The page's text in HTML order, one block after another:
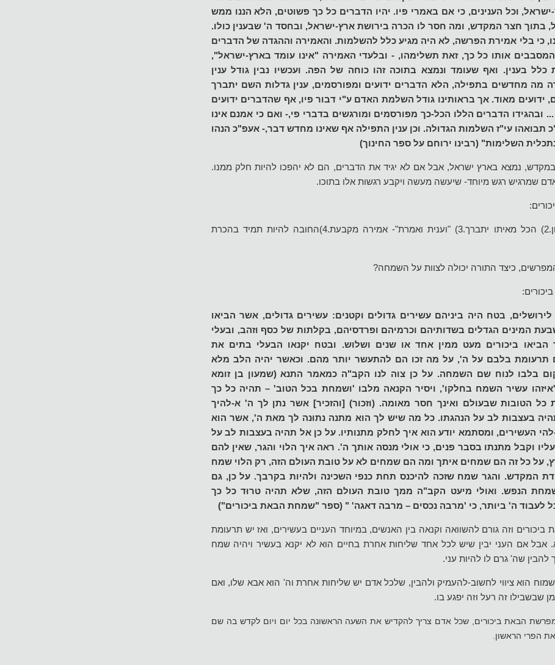
וכל הענינים, כי אם באמרי פיו. יהיו הדברים כל כך פשוטים, הלא הננו ממש
בתוך חצר המקדש, ומה חסר לו הכרה בירושת ארץ-ישראל, ובחסד ה' שבענין כולו.
כי בלי אמירת הפרשה, לא היה מגיע כלל להשלמות. והאמירה וההגדה של הדברים
אותו כל כך, זאת תשלימהו, - ובלעדי האמירה "אינו עומד בארץ-ישראל",
כלל בענין. ואף שעומד ונמצא בתוכה זהו כוחה של הפה. ועכשיו נבין גודל ענין
מה מחדשים בתפילה, הלא הדברים ידועים ומפורסמים, ענין גדלות השם יתברך
ידועים מאוד. אך בראותינו גודל השלמת האדם ע"י דבור פיו, אף שהדברים ידועים
ובהגידו הדברים הללו הכל-כך מפורסמים ומורגשים בדברי פי,- ואם כי אמנם אינו
עי"ז השלמות הגדולה. וכן ענין התפילה אף שאינו מחדש דבר,- אעפ"כ הנהו
השלימות" (רבינו ירוחם על ספר החינוך)
במקדש, נמצא בארץ ישראל, אבל אם לא יגיד את הדברים, הם לא יהפכו להיות חלק ממנו.
שמרגיש רגש מיוחד- שיעשה מעשה ויקבע רגשות אלו בתוכו.
1)שבירת תאוות הממון.2) הכל מאיתו יתברך.3) "וענית ואמרת"- אמירה מקבעת.4)החובה להיות תמיד בהכרת
כיצד התורה יכולה לצוות על השמחה?
בטח היה ביניהם עשירים גדולים וקטנים: עשירים גדולים, אשר הביאו
המינים הגדלים בשדותיהם וכרמיהם ופרדסיהם, בקלתות של כסף וזהב, ובעלי
ביכורים מעט ממין אחד או שנים ושלוש. ובטח יקנאו הבעלי בתים את
תרעומת בלבם על ה', על מה זכו הם להתעשר יותר מהם. וכאשר יהיה הלב מלא
בלבו לנוח שם השמחה. על כן צוה לנו הקב"ה כמאמר התנא (שמעון בן זומא
עשיר השמח בחלקו', ויסיר הקנאה מלבו 'ושמחת בכל הטוב' – תהיה כל כך
הטובות שבעולם ואינך חסר מאומה. (וזכור) [והזכיר] אשר נתן לך ה' א-להיך
בעצבות לב על הנהגתו. כל מה שיש לך הוא מתנה נתוּנה לך מאת ה', אשר הוא
העשירים, ומסתמא יודע הוא איך לחלק מתנותיו. על כן אל תהיה בעצבות לב על
וקבל מתנתו בסבר פנים, כי אולי מנסה אותך ה'. ראה איך הלוי והגר, שאין להם
על כל זה הם שמחים איתך ומה הם שמחים לא על טובת העולם הזה, רק הלוי שמח
המקדש. והגר שמח שזכה להיכנס תחת כנפי השכינה ולהיות בקרבך. על כן, גם
הנפש. ואולי מיעט הקב"ה ממך טובת העולם הזה, שלא תהיה טרוּד כל כך
לעבוד ה' ביותר, כי 'מרבה נכסים – מרבה דאגה' " (ספר "שמחת הבאת ביכורים")
ביכורים וזה גורם להשוואה וקנאה בין האנשים, במיוחד העניים בעשירים, ואז יש תרעומת
אבל אם העני יבין שיש לכל אחד שליחות אחרת בחיים הוא לא יקנא בעשיר ויהיה שמח
להבין שה' גרם לו להיות עני.
הוא ציווי לחשוב-להעמיק ולהבין, שלכל אדם יש שליחות אחרת וה' הוא אבא שלו, ואם
שבשבילו זה רעל וזה יפגע בו.
הבאת ביכורים, שכל אדם צריך להקדיש את השעה הראשונה בכל יום ויום לקדש בה שם
הפרי הראשון.